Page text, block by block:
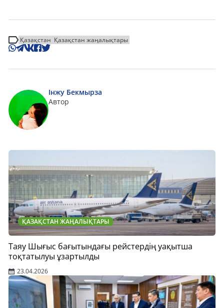
Қазақстан Қазақстан жаңалықтары
Інжу Бекмырза
Автор
ҚАЗАҚСТАН ЖАҢАЛЫҚТАРЫ
Таяу Шығыс бағытындағы рейстердің уақытша
тоқтатылуы ұзартылды
23.04.2026